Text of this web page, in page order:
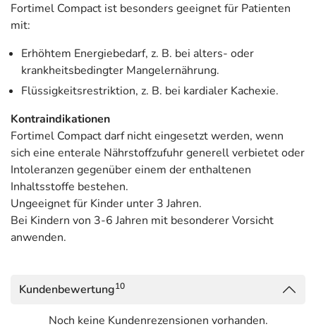
Fortimel Compact ist besonders geeignet für Patienten
mit:
Erhöhtem Energiebedarf, z. B. bei alters- oder
krankheitsbedingter Mangelernährung.
Flüssigkeitsrestriktion, z. B. bei kardialer Kachexie.
Kontraindikationen
Fortimel Compact darf nicht eingesetzt werden, wenn
sich eine enterale Nährstoffzufuhr generell verbietet oder
Intoleranzen gegenüber einem der enthaltenen
Inhaltsstoffe bestehen.
Ungeeignet für Kinder unter 3 Jahren.
Bei Kindern von 3-6 Jahren mit besonderer Vorsicht
anwenden.
Kundenbewertung10
Noch keine Kundenrezensionen vorhanden.